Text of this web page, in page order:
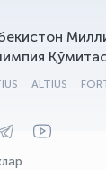
ALTIUS